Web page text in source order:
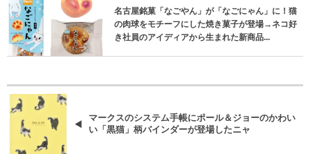
名古屋銘菓「なごやん」が「なごにゃん」に！猫
の肉球をモチーフにした焼き菓子が登場→ネコ好
き社員のアイディアから生まれた新商品...
マークスのシステム手帳にポール＆ジョーのかわい
い「黒猫」柄バインダーが登場したニャ